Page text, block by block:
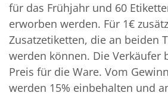
für das Frühjahr und 60
erworben werden. Für 1€
Zusatzetiketten, die an beiden
werden können. Die Verkäufer
Preis für die Ware. Vom
werden 15% einbehalten und